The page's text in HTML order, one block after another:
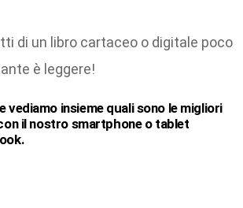
di un libro cartaceo o digitale poco
è leggere!
vediamo insieme quali sono le migliori
il nostro smartphone o tablet